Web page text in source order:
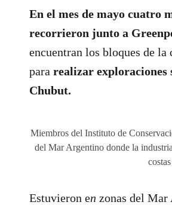
En el mes de mayo cuatro
recorrieron junto a
encuentran los bloques de
para realizar exploraciones
Chubut.
Miembros del Instituto de
del Mar Argentino donde la
Estuvieron en zonas del